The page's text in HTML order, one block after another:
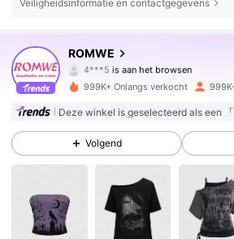
Veiligheidsinformatie en contactgegevens
ROMWE
4***5 is aan het browsen
4.86
4.2M Volgers
4.86 4.2M Volgers
4.2M Volgers
999K+ Onlangs verkocht
Deze winkel is geselecteerd als een
Volgend